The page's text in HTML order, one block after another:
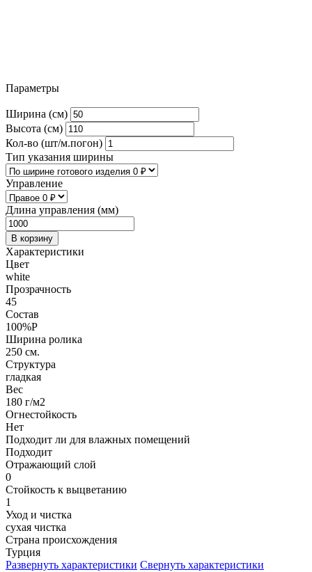
Параметры
Ширина (см)
Высота (см)
Кол-во (шт/м.погон)
Тип указания ширины
Управление
Длина управления (мм)
В корзину
Характеристики
Цвет
white
Прозрачность
45
Состав
100%P
Ширина ролика
250 см.
Структура
гладкая
Вес
180 г/м2
Огнестойкость
Нет
Подходит ли для влажных помещений
Подходит
Отражающий слой
0
Стойкость к выцветанию
1
Уход и чистка
сухая чистка
Страна происхождения
Турция
Развернуть характеристики Свернуть характеристики